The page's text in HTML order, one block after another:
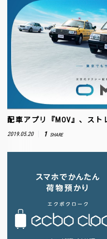
配車アプリ『MOV』、ス
2019.05.20 1 SHARE